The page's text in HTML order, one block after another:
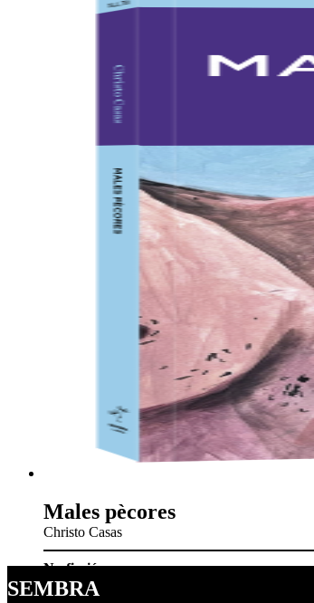
Males pècores
Christo Casas
No-ficció
SEMBRA